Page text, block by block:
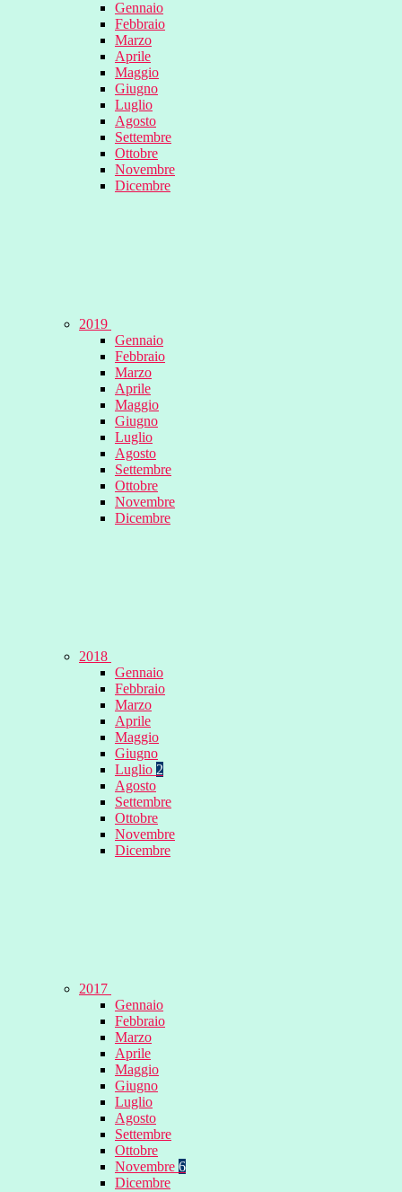
Gennaio
Febbraio
Marzo
Aprile
Maggio
Giugno
Luglio
Agosto
Settembre
Ottobre
Novembre
Dicembre
2019
Gennaio
Febbraio
Marzo
Aprile
Maggio
Giugno
Luglio
Agosto
Settembre
Ottobre
Novembre
Dicembre
2018
Gennaio
Febbraio
Marzo
Aprile
Maggio
Giugno
Luglio 2
Agosto
Settembre
Ottobre
Novembre
Dicembre
2017
Gennaio
Febbraio
Marzo
Aprile
Maggio
Giugno
Luglio
Agosto
Settembre
Ottobre
Novembre 6
Dicembre